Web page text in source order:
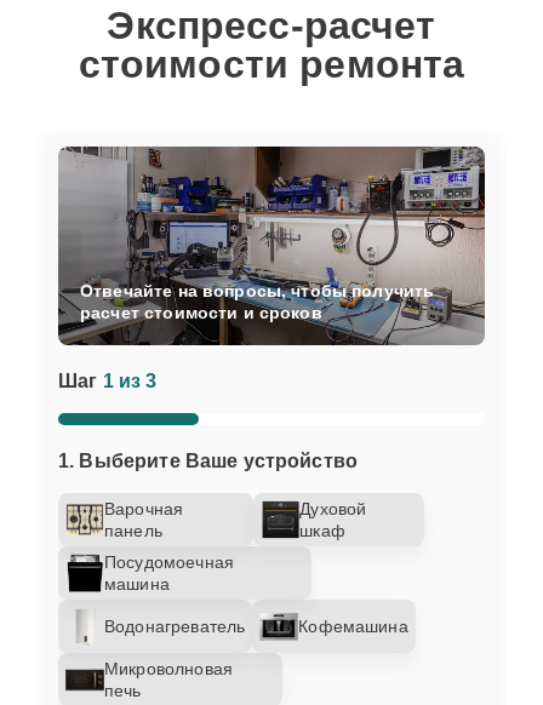
Экспресс-расчет
стоимости ремонта
Шаг 1 из 3
1. Выберите Ваше устройство
Варочная
панель
Духовой
шкаф
Посудомоечная
машина
Водонагреватель Кофемашина
Микроволновая
печь
Отвечайте на вопросы, чтобы получить
расчет стоимости и сроков